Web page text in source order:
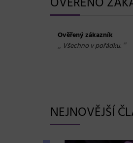
Ověřený zákazník
„ Všechno v pořádku. “
NEJNOVĚJŠÍ